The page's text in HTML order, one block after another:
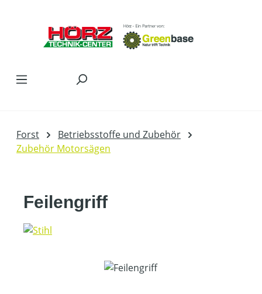
Forst
Betriebsstoffe und Zubehör
Zubehör Motorsägen
Feilengriff
Bildergalerie überspringen